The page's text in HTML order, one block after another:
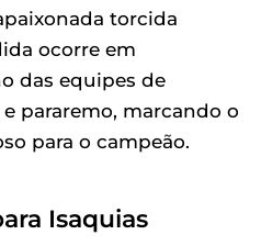
torcida
ocorre em
das equipes de
pararemo, marcando o
para o campeão.
Isaquias